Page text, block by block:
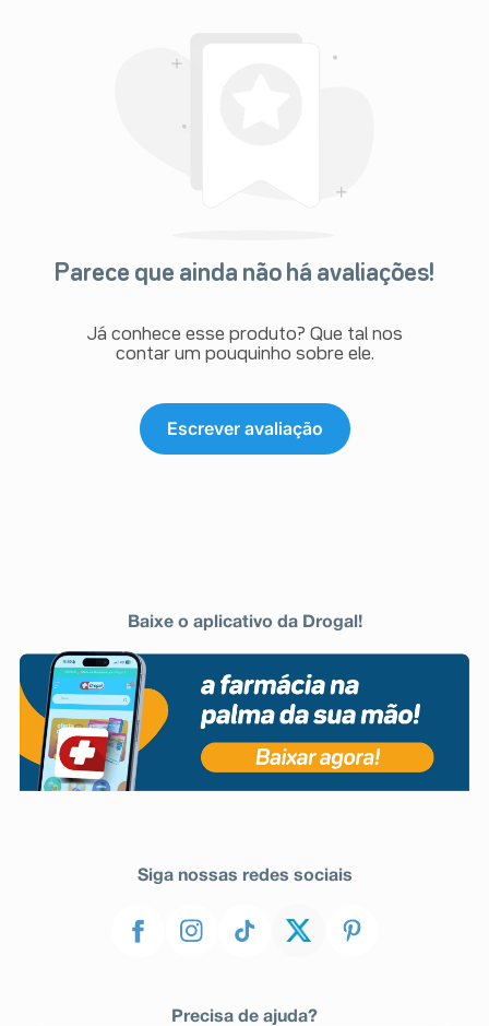
Parece que ainda não há avaliações!
Já conhece esse produto? Que tal nos
contar um pouquinho sobre ele.
Escrever avaliação
Baixe o aplicativo da Drogal!
Siga nossas redes sociais
Precisa de ajuda?